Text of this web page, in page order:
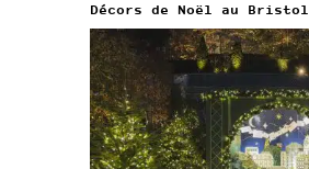
Décors de Noël au Bristol